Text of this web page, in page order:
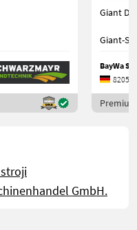
Giant
Giant-
BayWa
82054
GmbH.